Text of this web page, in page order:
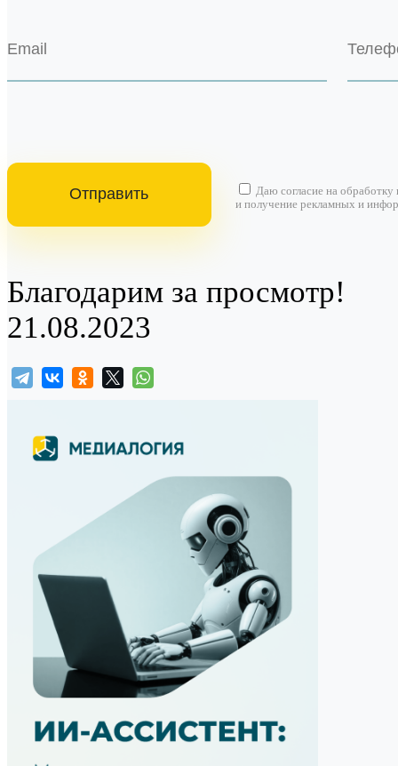
Даю согласие на обработку
и получение рекламных и
Благодарим за просмотр!
21.08.2023